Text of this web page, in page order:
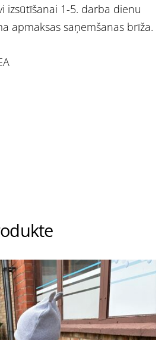
izsūtīšanai 1-5. darba dienu
apmaksas saņemšanas brīža.